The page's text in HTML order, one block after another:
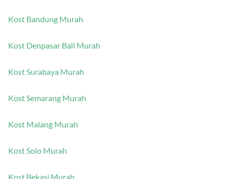
Kost Bandung Murah
Kost Denpasar Bali Murah
Kost Surabaya Murah
Kost Semarang Murah
Kost Malang Murah
Kost Solo Murah
Kost Bekasi Murah